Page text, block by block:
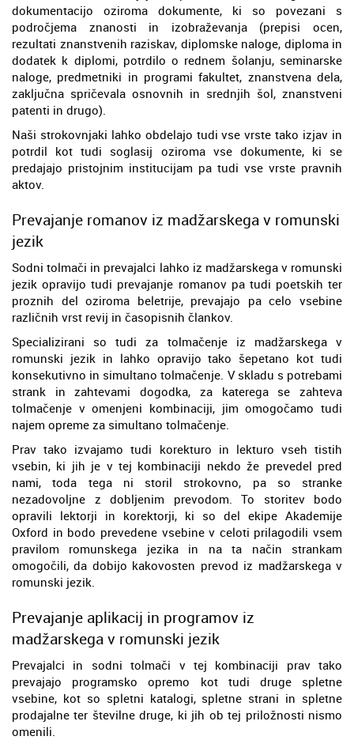
dokumentacijo oziroma dokumente, ki so povezani s
področjema znanosti in izobraževanja (prepisi ocen,
rezultati znanstvenih raziskav, diplomske naloge, diploma in
dodatek k diplomi, potrdilo o rednem šolanju, seminarske
naloge, predmetniki in programi fakultet, znanstvena dela,
zaključna spričevala osnovnih in srednjih šol, znanstveni
patenti in drugo).
Naši strokovnjaki lahko obdelajo tudi vse vrste tako izjav in
potrdil kot tudi soglasij oziroma vse dokumente, ki se
predajajo pristojnim institucijam pa tudi vse vrste pravnih
aktov.
Prevajanje romanov iz madžarskega v romunski
jezik
Sodni tolmači in prevajalci lahko iz madžarskega v romunski
jezik opravijo tudi prevajanje romanov pa tudi poetskih ter
proznih del oziroma beletrije, prevajajo pa celo vsebine
različnih vrst revij in časopisnih člankov.
Specializirani so tudi za tolmačenje iz madžarskega v
romunski jezik in lahko opravijo tako šepetano kot tudi
konsekutivno in simultano tolmačenje. V skladu s potrebami
strank in zahtevami dogodka, za katerega se zahteva
tolmačenje v omenjeni kombinaciji, jim omogočamo tudi
najem opreme za simultano tolmačenje.
Prav tako izvajamo tudi korekturo in lekturo vseh tistih
vsebin, ki jih je v tej kombinaciji nekdo že prevedel pred
nami, toda tega ni storil strokovno, pa so stranke
nezadovoljne z dobljenim prevodom. To storitev bodo
opravili lektorji in korektorji, ki so del ekipe Akademije
Oxford in bodo prevedene vsebine v celoti prilagodili vsem
pravilom romunskega jezika in na ta način strankam
omogočili, da dobijo kakovosten prevod iz madžarskega v
romunski jezik.
Prevajanje aplikacij in programov iz
madžarskega v romunski jezik
Prevajalci in sodni tolmači v tej kombinaciji prav tako
prevajajo programsko opremo kot tudi druge spletne
vsebine, kot so spletni katalogi, spletne strani in spletne
prodajalne ter številne druge, ki jih ob tej priložnosti nismo
omenili.